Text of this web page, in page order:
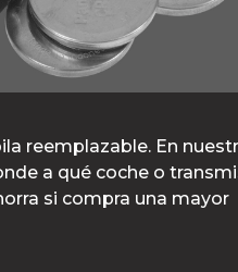
reemplazable. En
a qué coche o
si compra una mayor